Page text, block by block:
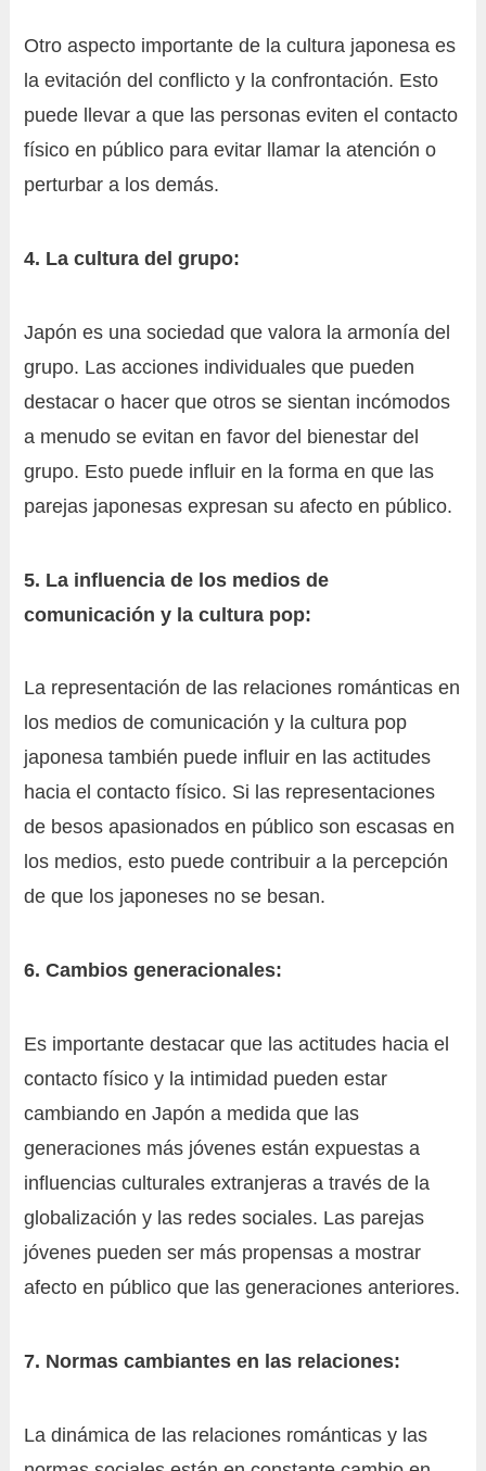
Otro aspecto importante de la cultura japonesa es
la evitación del conflicto y la confrontación. Esto
puede llevar a que las personas eviten el contacto
físico en público para evitar llamar la atención o
perturbar a los demás.
4. La cultura del grupo:
Japón es una sociedad que valora la armonía del
grupo. Las acciones individuales que pueden
destacar o hacer que otros se sientan incómodos
a menudo se evitan en favor del bienestar del
grupo. Esto puede influir en la forma en que las
parejas japonesas expresan su afecto en público.
5. La influencia de los medios de
comunicación y la cultura pop:
La representación de las relaciones románticas en
los medios de comunicación y la cultura pop
japonesa también puede influir en las actitudes
hacia el contacto físico. Si las representaciones
de besos apasionados en público son escasas en
los medios, esto puede contribuir a la percepción
de que los japoneses no se besan.
6. Cambios generacionales:
Es importante destacar que las actitudes hacia el
contacto físico y la intimidad pueden estar
cambiando en Japón a medida que las
generaciones más jóvenes están expuestas a
influencias culturales extranjeras a través de la
globalización y las redes sociales. Las parejas
jóvenes pueden ser más propensas a mostrar
afecto en público que las generaciones anteriores.
7. Normas cambiantes en las relaciones:
La dinámica de las relaciones románticas y las